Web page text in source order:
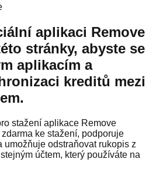
aplikaci Remove
stránky, abyste se
aplikacím a
kreditů mezi
stažení aplikace Remove
ke stažení, podporuje
umožňuje odstraňovat rukopis z
účtem, který používáte na